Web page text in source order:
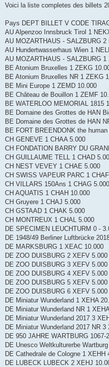
g
Voici la liste completes des billets
Pays DEPT BILLET V CODE
AU Alpenzoo Innsbruck Tirol 1
AU MOZARTHAUS - SALZBURG 2
AU Hundertwasserhaus Wien 1
AU MOZARTHAUS - SALZBURG 1
BE Atonium Bruxelles 1 ZEKG
BE Atonium Bruxelles NR 1 ZEKG
BE Mini Europe 1 ZEMD 10.000
BE Château de Bouillon 1 ZEMF
BE WATERLOO MEMORIAL 1815
BE Domaine des Grottes de HAN
BE Domaine des Grottes de HAN
BE FORT BREENDONK the
CH GENEVE 1 CHAA 5.000
CH FONDATION BARRY DU
CH GUILLAUME TELL 1 CHAD
CH NEST VEVEY 1 CHAE 5.000
CH SWISS VAPEUR PARC 1
CH VILLARS 150Ans 1 CHAG 5.000
CH AQUATIS 1 CHAH 10.000
CH Gruyere 1 CHAJ 5.000
CH GSTAAD 1 CHAK 5.000
CH MONTREUX 1 CHAL 5.000
DE SPECIMEN LEUCHTURM 0 -
DE 1948/49 Berliner Luftbrücke
DE MARKSBURG 1 XEAC 10.000
DE ZOO DUISBURG 2 XEFV 5.000
DE ZOO DUISBURG 3 XEFV 5.000
DE ZOO DUISBURG 4 XEFV 5.000
DE ZOO DUISBURG 5 XEFV 5.000
DE ZOO DUISBURG 6 XEFV 5.000
DE Miniatur Wunderland 1 XEHA
DE Miniatur Wunderland NR 1
DE Miniatur Wunderland 2017 3
DE Miniatur Wunderland 2017 NR 3
DE 950 JAHRE WARTBURG 1067-
DE Unesco Weltkulturerbe
DE Cathedrale de Cologne 1 XEHH
DE LUBECK LUBECK 2 XEHJ